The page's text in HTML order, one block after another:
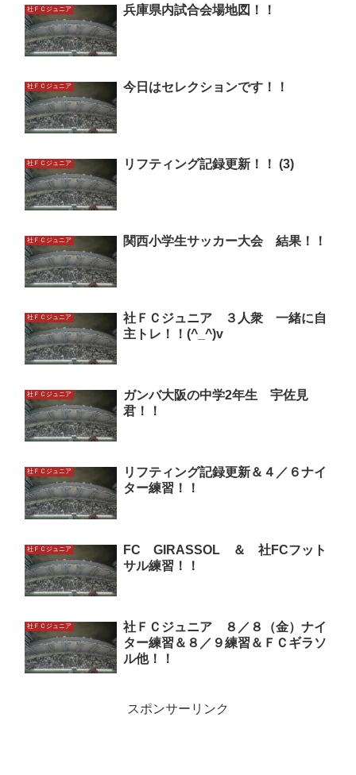
社ＦＣジュニア 兵庫県内試合会場地図！！
社ＦＣジュニア 今日はセレクションです！！
社ＦＣジュニア リフティング記録更新！！ (3)
社ＦＣジュニア 関西小学生サッカー大会 結果！！
社ＦＣジュニア
社ＦＣジュニア ３人衆 一緒に自
主トレ！！(^_^)v
社ＦＣジュニア
ガンバ大阪の中学2年生 宇佐見
君！！
社ＦＣジュニア
リフティング記録更新＆４／６ナイ
ター練習！！
社ＦＣジュニア
FC GIRASSOL ＆ 社FCフット
サル練習！！
社ＦＣジュニア
社ＦＣジュニア ８／８（金）ナイ
ター練習＆８／９練習＆ＦＣギラソ
ル他！！
スポンサーリンク